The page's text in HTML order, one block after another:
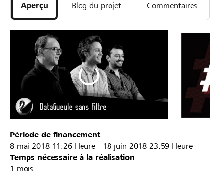
Aperçu Blog du projet Commentaires
Période de financement
8 mai 2018 11:26 Heure - 18 juin 2018 23:59 Heure
Temps nécessaire à la réalisation
1 mois